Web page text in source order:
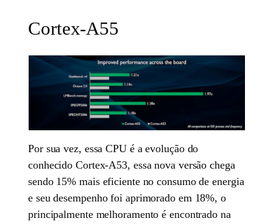
Cortex-A55
Por sua vez, essa CPU é a evolução do
conhecido Cortex-A53, essa nova versão chega
sendo 15% mais eficiente no consumo de energia
e seu desempenho foi aprimorado em 18%, o
principalmente melhoramento é encontrado na